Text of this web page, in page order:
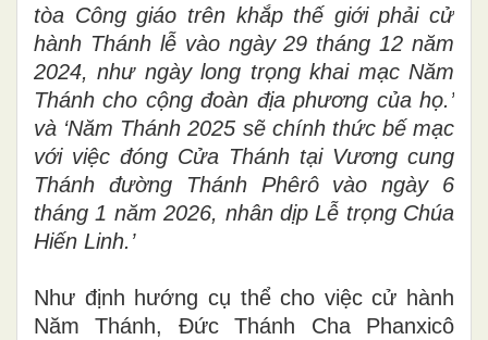
tòa Công giáo trên khắp thế giới phải cử
hành Thánh lễ vào ngày 29 tháng 12 năm
2024, như ngày long trọng khai mạc Năm
Thánh cho cộng đoàn địa phương của họ.’
và ‘Năm Thánh 2025 sẽ chính thức bế mạc
với việc đóng Cửa Thánh tại Vương cung
Thánh đường Thánh Phêrô vào ngày 6
tháng 1 năm 2026, nhân dịp Lễ trọng Chúa
Hiến Linh.’
Như định hướng cụ thể cho việc cử hành
Năm Thánh, Đức Thánh Cha Phanxicô